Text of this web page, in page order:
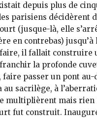
depuis plus de
parisiens décidèrent
(jusque-là, elle
en contrebas) jusqu’à
faire, il fallait construire
la profonde
passer un pont au-
au sacrilège, à
multiplièrent mais rien
fut construit.